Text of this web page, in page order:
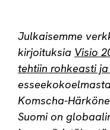
Julkaisemme
kirjoituksia Visio
tehtiin rohkeasti
Komscha-
Suomi on